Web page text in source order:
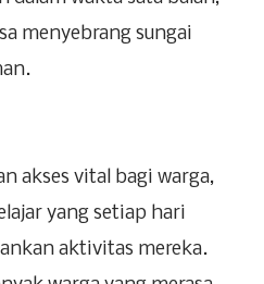
menyebrang sungai
akses vital bagi warga,
yang setiap hari
aktivitas mereka.